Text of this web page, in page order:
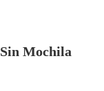
Sin Mochila